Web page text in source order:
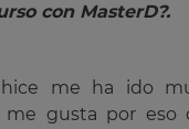
con MasterD?.
me ha ido
gusta por eso